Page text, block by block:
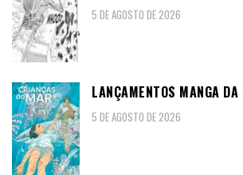
5 DE AGOSTO DE 2026
LANÇAMENTOS MANGA
5 DE AGOSTO DE 2026